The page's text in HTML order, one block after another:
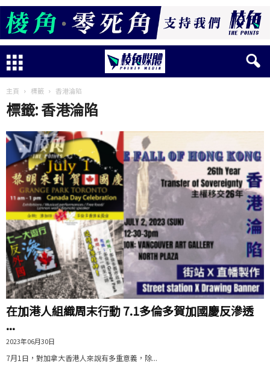
主頁 標籤 香港淪陷
標籤: 香港淪陷
在加港人組織周末行動 7.1多倫多賀加國慶反滲透
...
2023年06月30日
7月1日，對加拿大香港人來說有多重意義，除...